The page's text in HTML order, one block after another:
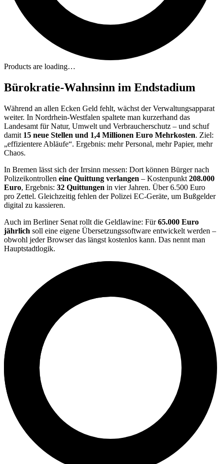
Products are loading…
Bürokratie-Wahnsinn im Endstadium
Während an allen Ecken Geld fehlt, wächst der Verwaltungsapparat
weiter. In Nordrhein-Westfalen spaltete man kurzerhand das
Landesamt für Natur, Umwelt und Verbraucherschutz – und schuf
damit 15 neue Stellen und 1,4 Millionen Euro Mehrkosten. Ziel:
„effizientere Abläufe“. Ergebnis: mehr Personal, mehr Papier, mehr
Chaos.
In Bremen lässt sich der Irrsinn messen: Dort können Bürger nach
Polizeikontrollen eine Quittung verlangen – Kostenpunkt 208.000
Euro, Ergebnis: 32 Quittungen in vier Jahren. Über 6.500 Euro
pro Zettel. Gleichzeitig fehlen der Polizei EC-Geräte, um Bußgelder
digital zu kassieren.
Auch im Berliner Senat rollt die Geldlawine: Für65.000 Euro
jährlich soll eine eigene Übersetzungssoftware entwickelt werden –
obwohl jeder Browser das längst kostenlos kann. Das nennt man
Hauptstadtlogik.